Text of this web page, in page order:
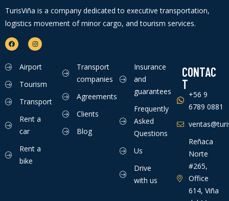
TurisViña is a company dedicated to executive transportation,
logistics movement of minor cargo, and tourism services.
Airport
Tourism
Transport
Rent a
car
Rent a
bike
Transport
companies
Agreements
Clients
Blog
Insurance
and
guarantees
Frequently
Asked
Questions
Us
Drive
with us
CONTAC
T
+56 9
6789 0881
Reñaca
Norte
#265,
Office
614, Viña